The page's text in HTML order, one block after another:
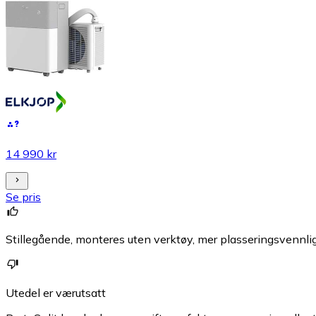
14 990 kr
Se pris
Stillegående, monteres uten verktøy, mer
Utedel er værutsatt